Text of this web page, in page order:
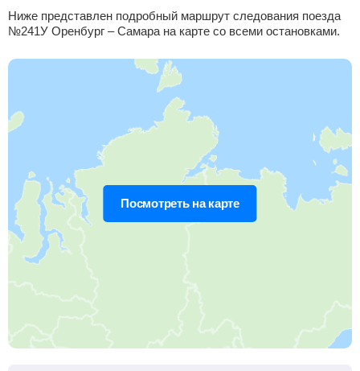
18:44 18:46
Отпр.
Ниже представлен подробный маршрут следования поезда
№241У Оренбург – Самара на карте со всеми остановками.
Посмотреть на карте